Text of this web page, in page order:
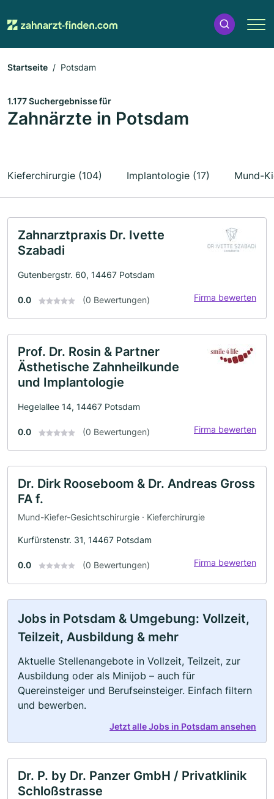
Startseite Potsdam
1.177 Suchergebnisse für
Zahnärzte in Potsdam
Kieferchirurgie (104) Implantologie (17) Mund-
Zahnarztpraxis Dr. Ivette
Szabadi
Gutenbergstr. 60, 14467 Potsdam
0.0 (0 Bewertungen) Firma bewerten
Prof. Dr. Rosin & Partner
Ästhetische Zahnheilkunde
und Implantologie
Hegelallee 14, 14467 Potsdam
0.0 (0 Bewertungen) Firma bewerten
Dr. Dirk Rooseboom & Dr. Andreas Gross
FA f.
Mund-Kiefer-Gesichtschirurgie · Kieferchirurgie
Kurfürstenstr. 31, 14467 Potsdam
0.0 (0 Bewertungen) Firma bewerten
Jobs in Potsdam & Umgebung: Vollzeit,
Teilzeit, Ausbildung & mehr
Aktuelle Stellenangebote in Vollzeit, Teilzeit, zur
Ausbildung oder als Minijob – auch für
Quereinsteiger und Berufseinsteiger. Einfach filtern
und bewerben.
Jetzt alle Jobs in Potsdam ansehen
Dr. P. by Dr. Panzer GmbH / Privatklinik
Schloßstrasse